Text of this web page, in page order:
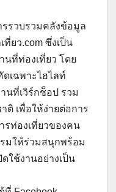
รวบรวมคลังข้อมูล
ที่ยว.com ซึ่งเป็น
ที่ท่องเที่ยว โดย
เฉพาะไฮไลท์
นที่เวิร์กช็อป รวม
ติ เพื่อให้ง่ายต่อการ
ท่องเที่ยวของคน
มให้ร่วมสนุกพร้อม
ใช้งานอย่างเป็น